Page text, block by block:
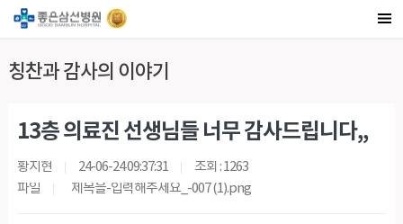
칭찬과 감사의 이야기
13층 의료진 선생님들 너무 감사드립니다,,
황지현 24-06-24 09:37:31
조회 : 1263
파일
제목을-입력해주세요_-007 (1).png